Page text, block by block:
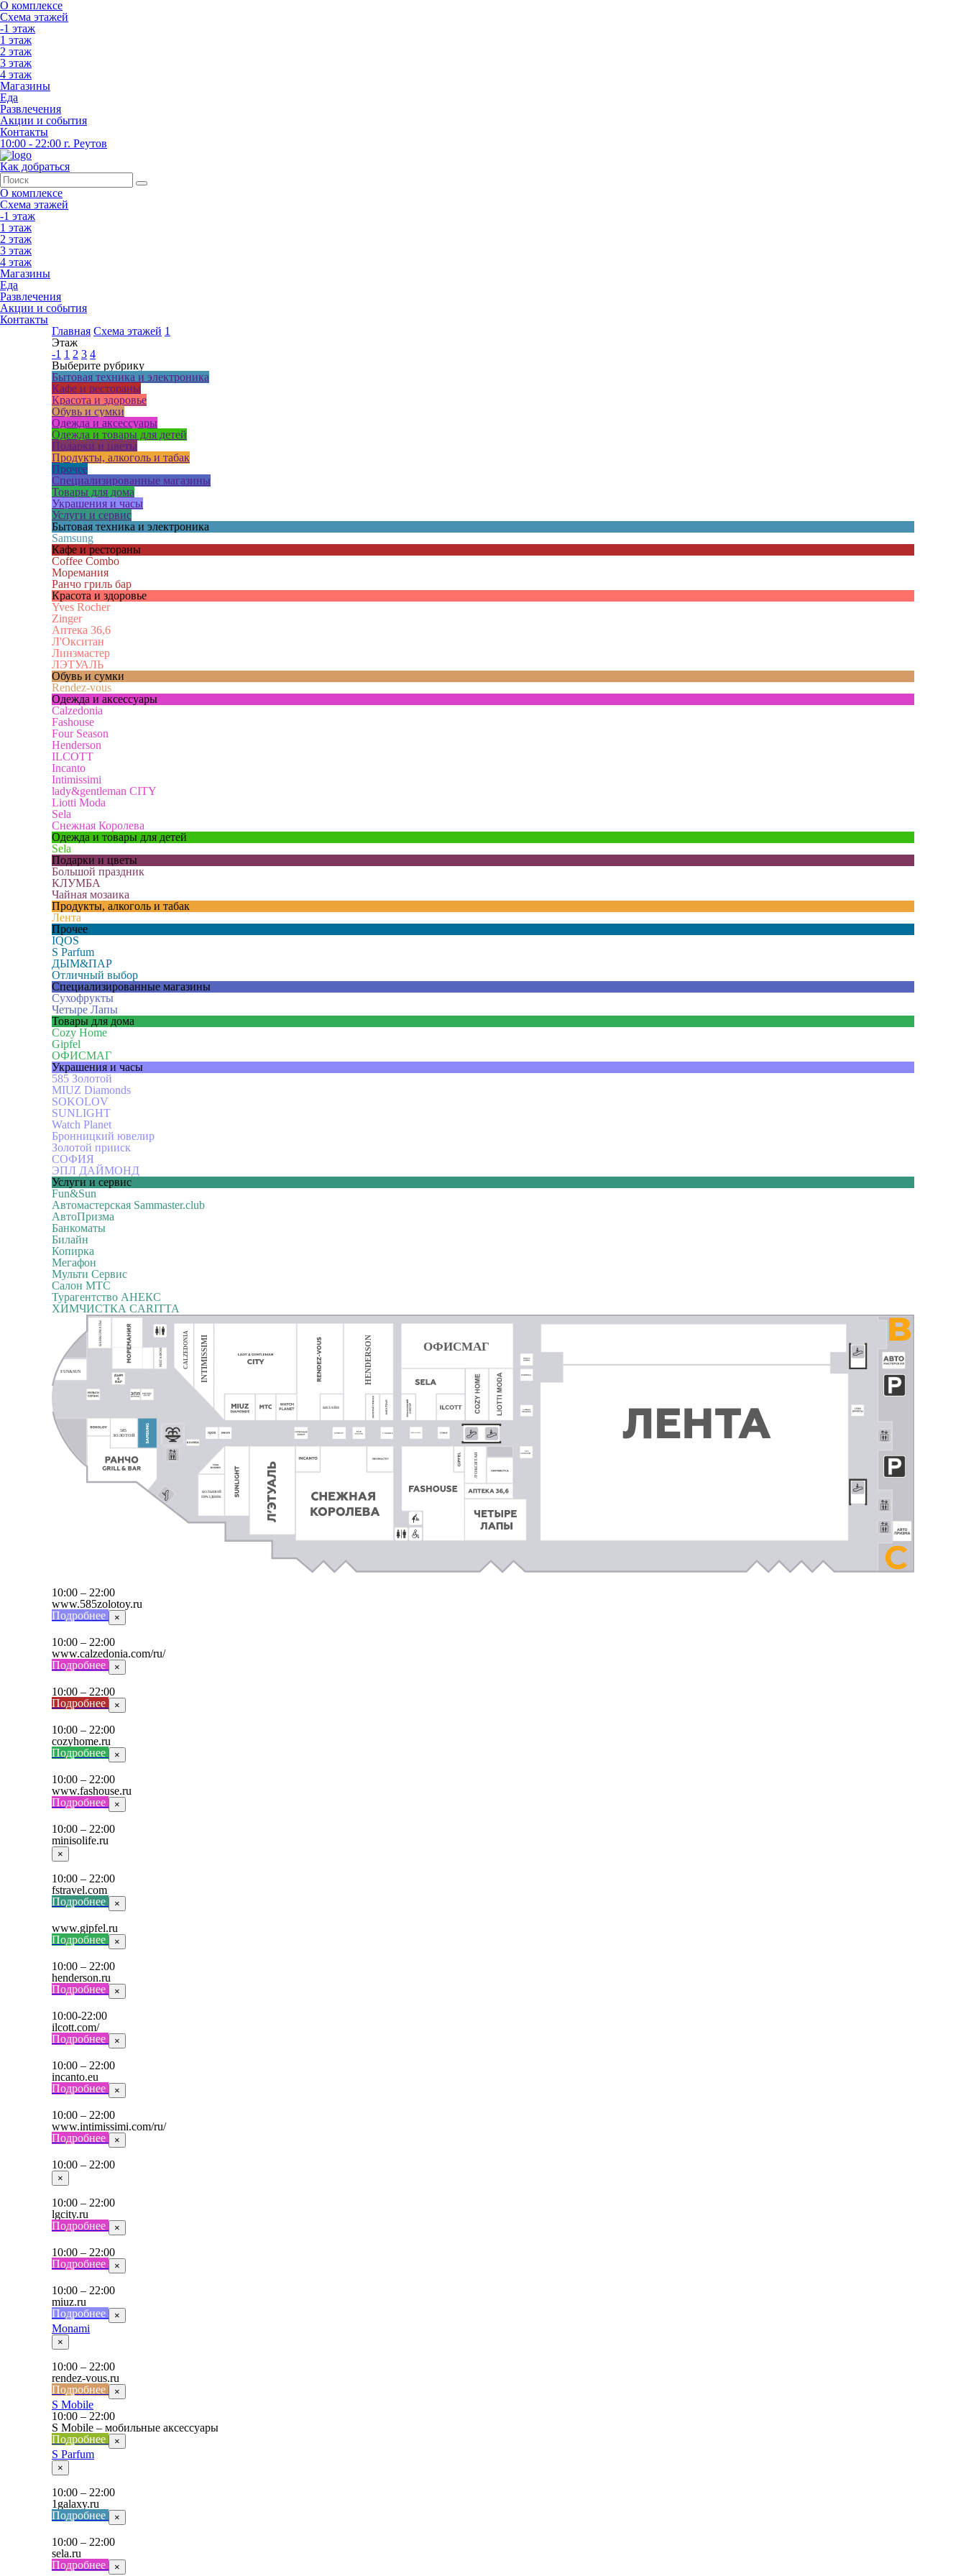
О комплексе
Схема этажей
-1 этаж
1 этаж
2 этаж
3 этаж
4 этаж
Магазины
Еда
Развлечения
Акции и события
Контакты
10:00 - 22:00 г. Реутов
Как добраться
О комплексе
Схема этажей
-1 этаж
1 этаж
2 этаж
3 этаж
4 этаж
Магазины
Еда
Развлечения
Акции и события
Контакты
Главная Схема этажей 1
Этаж
-1 1 2 3 4
Выберите рубрику
Бытовая техника и электроника
Кафе и рестораны
Красота и здоровье
Обувь и сумки
Одежда и аксессуары
Одежда и товары для детей
Подарки и цветы
Продукты, алкоголь и табак
Прочее
Специализированные магазины
Товары для дома
Украшения и часы
Услуги и сервис
Бытовая техника и электроника
Samsung
Кафе и рестораны
Coffee Combo
Моремания
Ранчо гриль бар
Красота и здоровье
Yves Rocher
Zinger
Аптека 36,6
Л'Окситан
Линзмастер
ЛЭТУАЛЬ
Обувь и сумки
Rendez-vous
Одежда и аксессуары
Calzedonia
Fashouse
Four Season
Henderson
ILCOTT
Incanto
Intimissimi
lady&gentleman CITY
Liotti Moda
Sela
Снежная Королева
Одежда и товары для детей
Sela
Подарки и цветы
Большой праздник
КЛУМБА
Чайная мозаика
Продукты, алкоголь и табак
Лента
Прочее
IQOS
S Parfum
ДЫМ&ПАР
Отличный выбор
Специализированные магазины
Сухофрукты
Четыре Лапы
Товары для дома
Cozy Home
Gipfel
ОФИСМАГ
Украшения и часы
585 Золотой
MIUZ Diamonds
SOKOLOV
SUNLIGHT
Watch Planet
Бронницкий ювелир
Золотой прииск
СОФИЯ
ЭПЛ ДАЙМОНД
Услуги и сервис
Fun&Sun
Автомастерская Sammaster.club
АвтоПризма
Банкоматы
Билайн
Копирка
Мегафон
Мульти Сервис
Салон МТС
Турагентство АНЕКС
ХИМЧИСТКА CARITTA
КОПИРКА
БОЛЬШОЙ
ПРАЗДНИК
Л’ОКСИТАН
ОФИСМАГ
HENDERSON
БИЛАЙН
INTIMISSIMI
CALZEDONIA
МЕГАФОН
БАНКОМАТЫ
FUN&SUN
ЛЮБОЗНАЙКА
S MOBILE
585
ЗОЛОТОЙ
585
ЗОЛОТОЙ
10:00 – 22:00
www.585zolotoy.ru
Подробнее
×
10:00 – 22:00
www.calzedonia.com/ru/
Подробнее
×
10:00 – 22:00
Подробнее
×
10:00 – 22:00
cozyhome.ru
Подробнее
×
10:00 – 22:00
www.fashouse.ru
Подробнее
×
10:00 – 22:00
minisolife.ru
×
10:00 – 22:00
fstravel.com
Подробнее
×
www.gipfel.ru
Подробнее
×
10:00 – 22:00
henderson.ru
Подробнее
×
10:00-22:00
ilcott.com/
Подробнее
×
10:00 – 22:00
incanto.eu
Подробнее
×
10:00 – 22:00
www.intimissimi.com/ru/
Подробнее
×
10:00 – 22:00
×
10:00 – 22:00
lgcity.ru
Подробнее
×
10:00 – 22:00
Подробнее
×
10:00 – 22:00
miuz.ru
Подробнее
×
Monami
×
10:00 – 22:00
rendez-vous.ru
Подробнее
×
S Mobile
10:00 – 22:00
S Mobile – мобильные аксессуары
Подробнее
×
S Parfum
×
10:00 – 22:00
1galaxy.ru
Подробнее
×
10:00 – 22:00
sela.ru
Подробнее
×